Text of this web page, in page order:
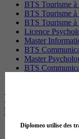
BTS Tourisme à
BTS Tourisme à
BTS Tourisme à
Licence
Master
BTS
Master
BTS
Les intitulés
les plus
Diplomeo utilise des